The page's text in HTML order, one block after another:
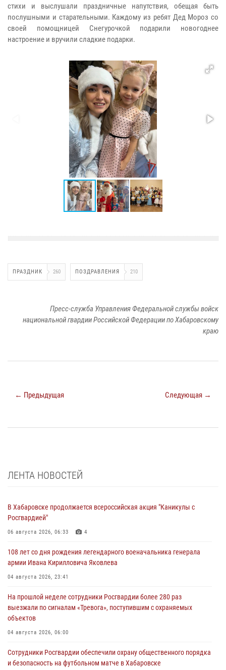
стихи и выслушали праздничные напутствия, обещая быть
послушными и старательными. Каждому из ребят Дед Мороз со
своей помощницей Снегурочкой подарили новогоднее
настроение и вручили сладкие подарки.
ПРАЗДНИК 260 ПОЗДРАВЛЕНИЯ 210
Пресс-служба Управления Федеральной службы войск
национальной гвардии Российской Федерации по Хабаровскому
краю
← Предыдущая Следующая →
ЛЕНТА НОВОСТЕЙ
В Хабаровске продолжается всероссийская акция "Каникулы с
Росгвардией"
06 августа 2026, 06:33 4
108 лет со дня рождения легендарного военачальника генерала
армии Ивана Кирилловича Яковлева
04 августа 2026, 23:41
На прошлой неделе сотрудники Росгвардии более 280 раз
выезжали по сигналам «Тревога», поступившим с охраняемых
объектов
04 августа 2026, 06:00
Сотрудники Росгвардии обеспечили охрану общественного порядка
и безопасность на футбольном матче в Хабаровске